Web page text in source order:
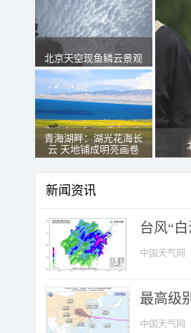
北京天空现鱼鳞云景观
青海湖畔：湖光花海长
云 天地铺成明亮画卷
新闻资讯
台风“
中国天气网
最高级
中国天气网